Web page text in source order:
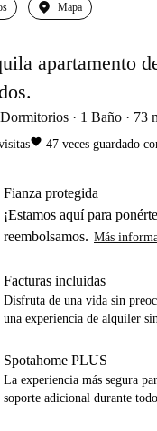
Mapa
apartamento
Dormitorios 1 Baño 73
favorite 47 veces guardado
Fianza protegida
¡Estamos aquí para
reembolsamos. Más
Facturas incluidas
Disfruta de una vida sin
una experiencia de alquiler
Spotahome PLUS
La experiencia más segura
soporte adicional durante